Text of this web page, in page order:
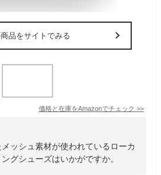
商品をサイトでみる
価格と在庫をAmazonでチェック >>
ッシュ素材が使われているローカ
グシューズはいかがですか。